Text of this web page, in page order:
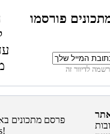
פורסמו